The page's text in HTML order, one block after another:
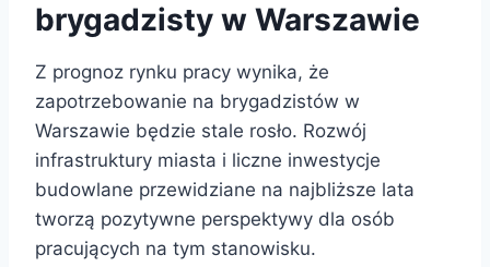
brygadzisty w Warszawie
Z prognoz rynku pracy wynika, że
zapotrzebowanie na brygadzistów w
Warszawie będzie stale rosło. Rozwój
infrastruktury miasta i liczne inwestycje
budowlane przewidziane na najbliższe lata
tworzą pozytywne perspektywy dla osób
pracujących na tym stanowisku.